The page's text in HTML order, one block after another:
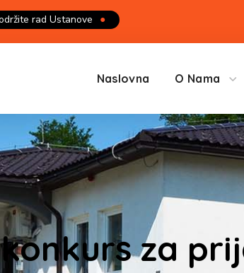
rad Ustanove ●
Naslovna O Nama
za